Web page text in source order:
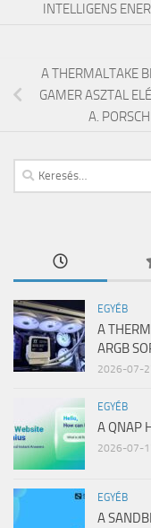
INTELLIGENS
A THERMALTAKE
GAMER ASZTAL
A.
Keresés:
EGYÉB
A
ARGB
2026-07-
EGYÉB
A QNAP
2026-07-
EGYÉB
A